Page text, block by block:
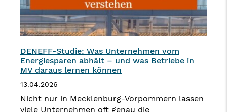
DENEFF-Studie: Was Unternehmen vom
Energiesparen abhält – und was Betriebe in
MV daraus lernen können
13.04.2026
Nicht nur in Mecklenburg-Vorpommern lassen
viele Unternehmen oft genau die